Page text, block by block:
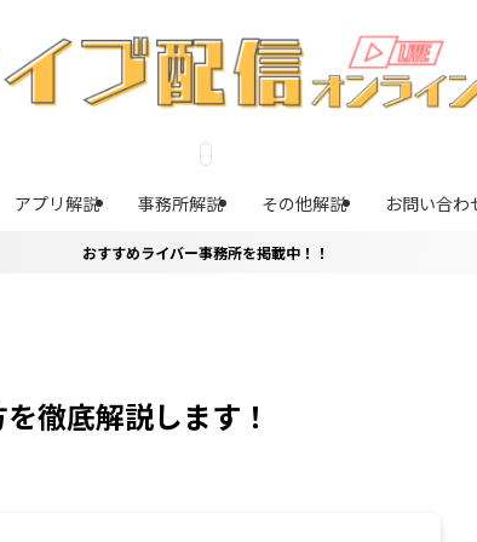
アプリ解説 事務所解説 その他解説 お問い合わ
おすすめライバー事務所を掲載中！！
徹底解説します！